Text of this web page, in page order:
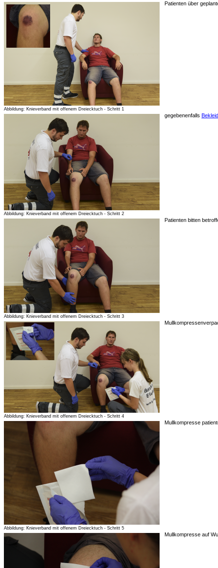
Abbildung: Knieverband mit offenem Dreiecktuch - Schritt 1
Patienten über
Abbildung: Knieverband mit offenem Dreiecktuch - Schritt 2
gegebenenfalls
Abbildung: Knieverband mit offenem Dreiecktuch - Schritt 3
Patienten bitten
Abbildung: Knieverband mit offenem Dreiecktuch - Schritt 4
Abbildung: Knieverband mit offenem Dreiecktuch - Schritt 5
Mullkompresse
Mullkompresse auf